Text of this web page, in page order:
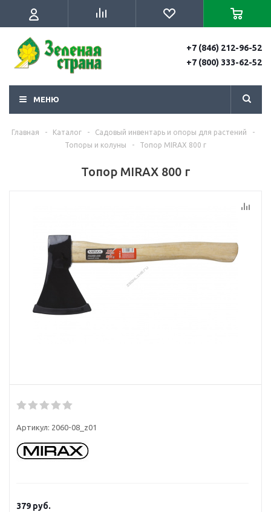
+7 (846) 212-96-52
+7 (800) 333-62-52
МЕНЮ
Главная - Каталог - Садовый инвентарь и опоры для растений
-
Топоры и колуны
- Топор MIRAX 800 г
Топор MIRAX 800 г
Артикул: 2060-08_z01
379 руб.